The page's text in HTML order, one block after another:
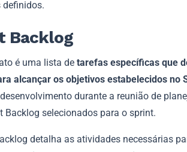
definidos.
Backlog
é uma lista de tarefas específicas que
alcançar os objetivos estabelecidos no
durante a reunião de
Backlog selecionados para o sprint.
detalha as atividades necessárias